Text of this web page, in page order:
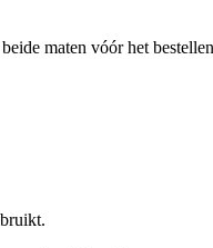
maten vóór het